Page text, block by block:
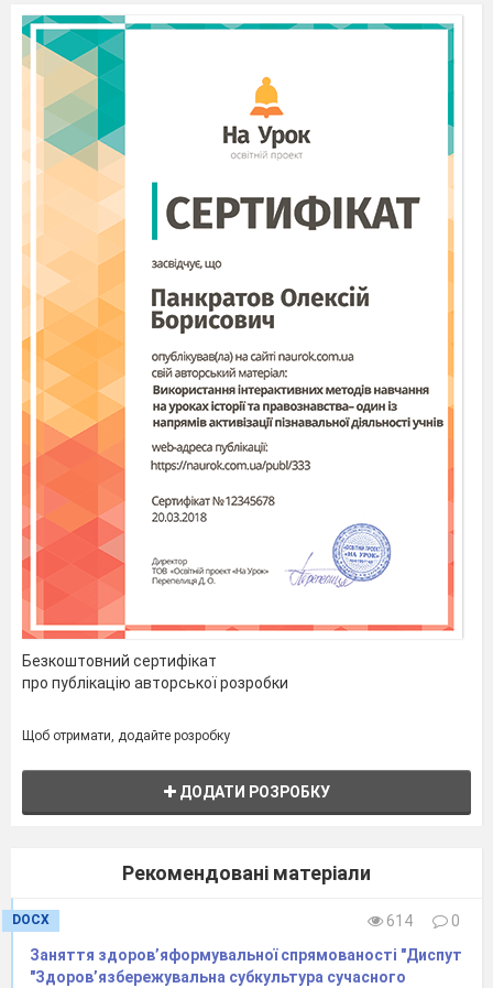
Черепаха:
Цар – Водянин:Та як же ні? І кожух, і
палиця, і мішок, і кричить гучно!
Черепаха:
Та це якийсь зляканий рибалка,
тому й кричить несамовито. У Діда Мороза
більша борода та й палиця, кожух червоний.
Цар – Водянин:
відпустіть його й шукайте
Діда Мороза!
Рибалка: (падаючи на коліна) Господи,
дякую Тобі!
Водянушка верещить. Слуги приводять
Діда Мороза.
Д. М.:
Що трапилося? У мене на вас
замовлення немає. Я поспішаю!
Цар – Водянин: Нічого! Там (показує на
верх) почекають. Влаштуєш справжнє
новорічне свято у моєму царстві, тоді
відпустимо!
Д.М.:Ну добре. Буде вам свято!
Царівна Водянушка:Хочу з ялинкою та
подарунками.
Д. М.:
А як же? З ялинкою та подарунками.
Ялинко чарівна прийди, новорічні вогники
запали. (Хлопає в долоні, з’являється
ялинка). А ти будеш моєю онучкою –
Снігуронькою (одягає їй шубку).
Всіх вітаю, люди добрі
В цей святковий гарний час.
На морському дні, шановні,
Радий бачити я вас!
Царівна Водянушка:
подарунок і Діду Морозу.
Всі співають новорічну пісню.
Безкоштовний сертифікат
про публікацію авторської розробки
Щоб отримати, додайте розробку
ДОДАТИ РОЗРОБКУ
Рекомендовані матеріали
DOCX 614
0
Заняття здоров’яформувальної спрямованості "Диспут
"Здоров’язбережувальна субкультура сучасного